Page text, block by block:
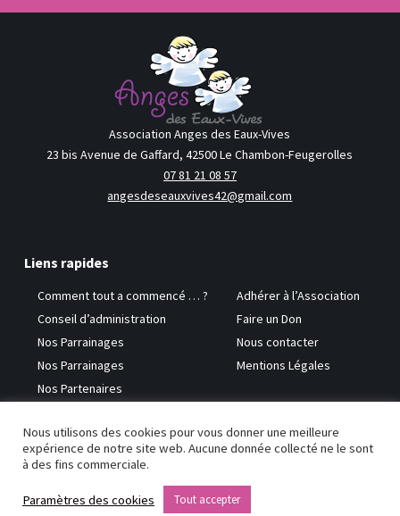
Association Anges des Eaux-Vives
23 bis Avenue de Gaffard, 42500 Le Chambon-Feugerolles
07 81 21 08 57
angesdeseauxvives42@gmail.com
Liens rapides
Comment tout a commencé … ?
Conseil d’administration
Nos Parrainages
Nos Parrainages
Nos Partenaires
Adhérer à l’Association
Faire un Don
Nous contacter
Mentions Légales
Copyright © 2026 Anges des Eaux-Vives
Site réalisé parBenoît JANISSET - Création de site Internet
Nous utilisons des cookies pour vous donner une meilleure
expérience de notre site web. Aucune donnée collecté ne le sont
à des fins commerciale.
Paramètres des cookies Tout accepter